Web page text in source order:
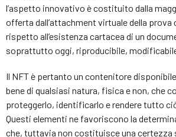
l’aspetto innovativo è costituito dalla
offerta dall’attachment virtuale della
rispetto all’esistenza cartacea di un
soprattutto oggi, riproducibile,
Il NFT è pertanto un contenitore
bene di qualsiasi natura, fisica e non, che
proteggerlo, identificarlo e rendere tutto
Questi elementi ne favoriscono la
che, tuttavia non costituisce una certezza